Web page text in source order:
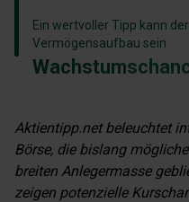
Ein wertvoller Tipp kann
Vermögensaufbau sein
Aktientipp.net beleuchtet
Börse, die bislang
breiten Anlegermasse
zeigen potenzielle